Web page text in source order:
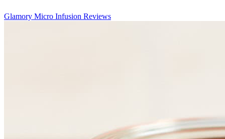
Glamory Micro Infusion Reviews